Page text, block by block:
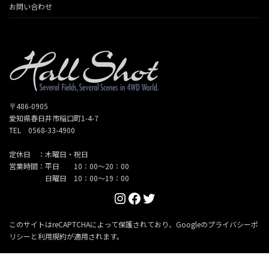
お問い合わせ
〒486-0905
愛知県春日井市稲口町1-4-7
TEL 0568-33-4900
定休日 ：木曜日・祝日
営業時間：平日 10：00～20：00
日曜日 10：00～19：00
Instagram
Facebook
Twitter
このサイトはreCAPTCHAによって保護されており、Googleのプライバシーポ
リシーと利用規約が適用されます。